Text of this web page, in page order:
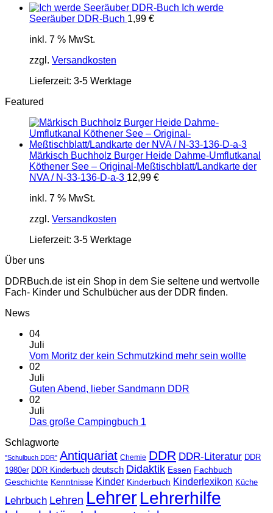
Ich werde
Seeräuber DDR-Buch 1,99 €
inkl. 7 % MwSt.
zzgl. Versandkosten
Lieferzeit: 3-5 Werktage
Featured
Märkisch Buchholz Burger Heide Dahme-Umflutkanal
Köthener See – Original-Meßtischblatt/Landkarte der
NVA / N-33-136-D-a-3 12,99 €
inkl. 7 % MwSt.
zzgl. Versandkosten
Lieferzeit: 3-5 Werktage
Über uns
DDRBuch.de ist ein Shop in dem Sie seltene und wertvolle
Fach- Kinder und Schulbücher aus der DDR finden.
News
04
Juli
Vom Moritz der kein Schmutzkind mehr sein wollte
02
Juli
Guten Abend, lieber Sandmann DDR
02
Juli
Das große Campingbuch 1
Schlagworte
"Schulbuch DDR" Antiquariat Chemie DDR DDR-Literatur DDR
1980er DDR Kinderbuch deutsch Didaktik Essen Fachbuch
Geschichte Kenntnisse Kinder Kinderbuch Kinderlexikon Küche
Lehrbuch Lehren LehrerLehrerhilfe